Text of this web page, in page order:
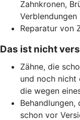
Zahnkronen,
Verblendungen
Reparatur von
Das ist nicht
Zähne, die
und noch nicht
die wegen
schon vor